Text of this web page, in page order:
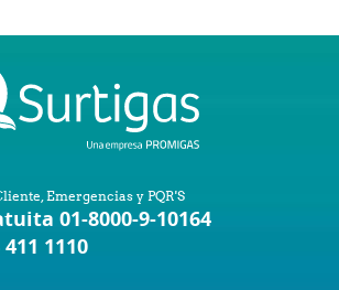
Emergencias y PQR'S
01-8000-9-10164
1110